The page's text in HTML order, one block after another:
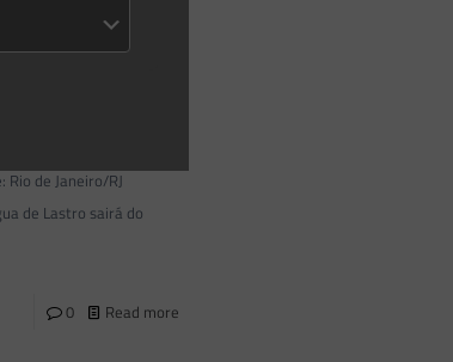
sobre
papel
Portos e Navios
Rio de Janeiro/RJ
de Lastro sairá do
0 Read more